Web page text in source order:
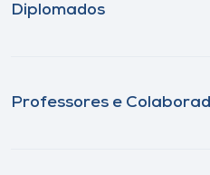
Diplomados
Professores e